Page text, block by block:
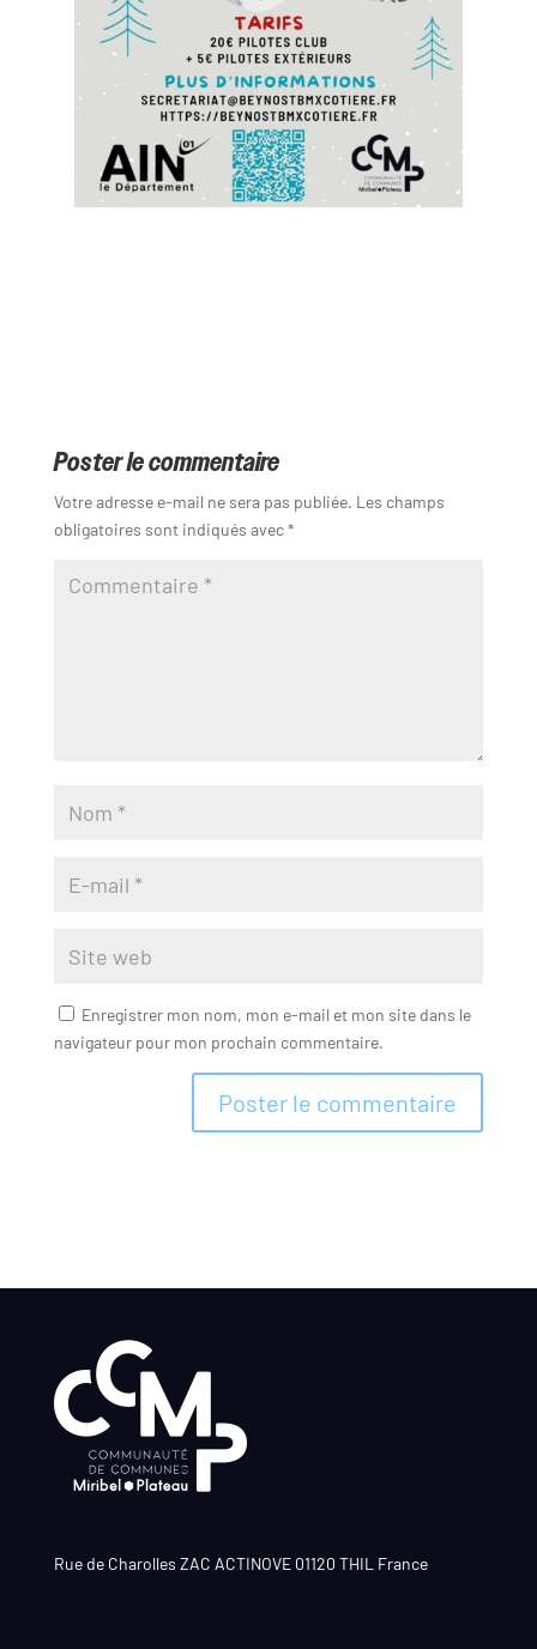
Poster le commentaire
Votre adresse e-mail ne sera pas publiée. Les champs
obligatoires sont indiqués avec*
Enregistrer mon nom, mon e-mail et mon site dans le
navigateur pour mon prochain commentaire.
Rue de Charolles ZAC ACTINOVE 01120 THIL France